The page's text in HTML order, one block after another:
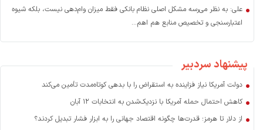
علی: به نظر می‌رسه مشکل اصلی نظام بانکی فقط میزان وام‌دهی نیست، بلکه شیوه
اعتبارسنجی و تخصیص منابع هم اهم...
پیشنهاد سردبیر
دولت آمریکا نیاز فزاینده به استقراض را با بدهی کوتاه‌مدت تأمین می‌کند
کاهش احتمال حمله آمریکا با نزدیک‌شدن به انتخابات ۱۲ آبان
از دلار تا هرمز؛ قدرت‌ها چگونه اقتصاد جهانی را به ابزار فشار تبدیل کردند؟